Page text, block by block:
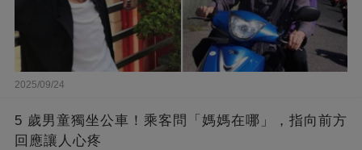
2025/09/24
5 歲男童獨坐公車！乘客問「媽媽在哪」，指向前方
回應讓人心疼